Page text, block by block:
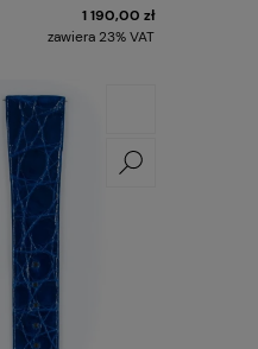
1 190,00 zł
zawiera 23% VAT